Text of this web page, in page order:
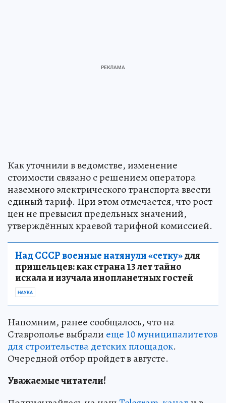
Как уточнили в ведомстве, изменение
стоимости связано с решением оператора
наземного электрического транспорта ввести
единый тариф. При этом отмечается, что рост
цен не превысил предельных значений,
утверждённых краевой тарифной комиссией.
Над СССР военные натянули «сетку»для
пришельцев: как страна 13 лет тайно
искала и изучала инопланетных гостей
НАУКА
Напомним, ранее сообщалось, что на
Ставрополье выбрали еще 10 муниципалитетов
для строительства детских площадок.
Очередной отбор пройдет в августе.
Уважаемые читатели!